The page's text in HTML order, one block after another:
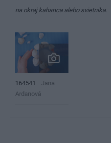
na okraj kahanca alebo svietnika.
164541
Jana
Ardanová